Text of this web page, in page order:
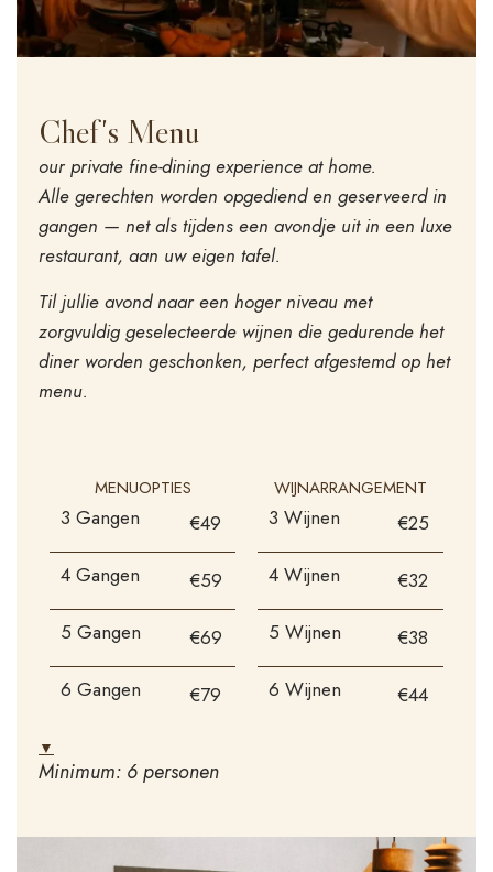
Chef's Menu
our private fine-dining experience at home.
Alle gerechten worden opgediend en geserveerd in
gangen — net als tijdens een avondje uit in een luxe
restaurant, aan uw eigen tafel.
Til jullie avond naar een hoger niveau met
zorgvuldig geselecteerde wijnen die gedurende het
diner worden geschonken, perfect afgestemd op het
menu.
MENUOPTIES
3 Gangen
€49
4 Gangen
€59
5 Gangen
€69
6 Gangen
€79
WIJNARRANGEMENT
3 Wijnen
€25
4 Wijnen
€32
5 Wijnen
€38
6 Wijnen
€44
▼
Minimum: 6 personen